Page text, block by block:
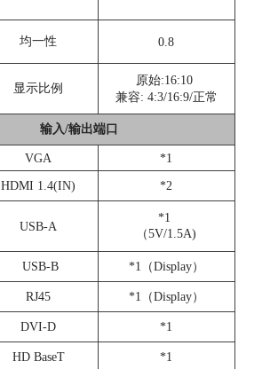
均一性 0.8
显示比例
原始:16:10
兼容: 4:3/16:9/正常
输入/输出端口
VGA *1
HDMI 1.4(IN) *2
USB-A
*1
（5V/1.5A)
USB-B *1（Display）
RJ45 *1（Display）
DVI-D *1
HD BaseT *1